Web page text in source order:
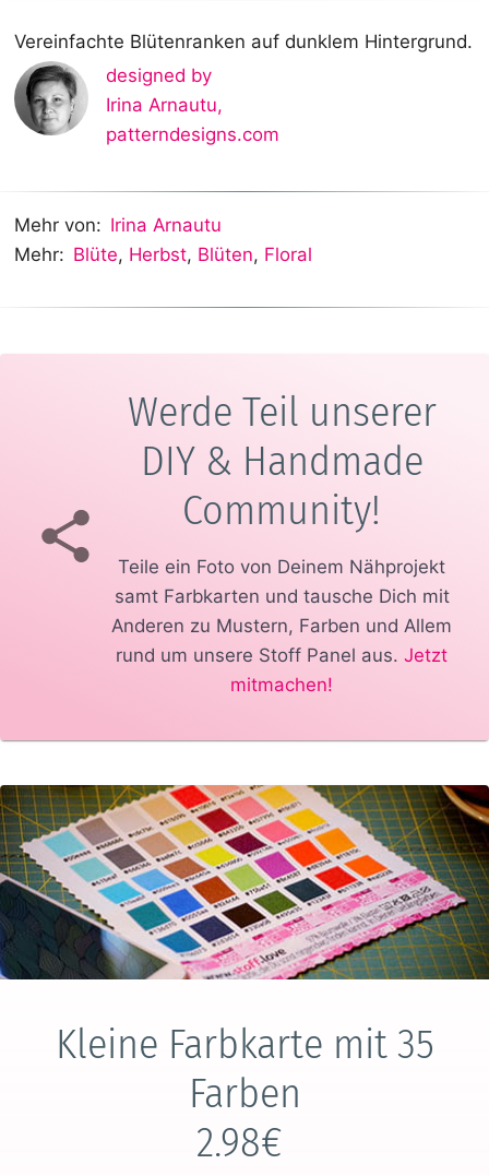
Vereinfachte Blütenranken auf dunklem Hintergrund.
designed by
Irina Arnautu,
patterndesigns.com
Mehr von: Irina Arnautu
Mehr: Blüte, Herbst, Blüten, Floral
Werde Teil unserer
DIY & Handmade
Community!
Teile ein Foto von Deinem Nähprojekt
samt Farbkarten und tausche Dich mit
Anderen zu Mustern, Farben und Allem
rund um unsere Stoff Panel aus. Jetzt
mitmachen!
Kleine Farbkarte mit 35
Farben
2.98€